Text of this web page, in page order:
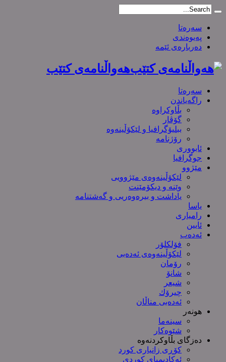
سەرەتا
پەیوەندی
دەربارەی ئێمە
هەواڵنامەی کتێب
سەرەتا
راگەیاندن
بڵاوکراوە
گۆڤار
ببلیۆگرافیا و لێکۆڵینەوە
رۆژنامە
ئابووری
جوگرافیا
مێژوو
لێکۆڵینەوەی مێژوویی
وێنە و دیکۆمێنت
یاداشت و بیره‌وه‌ریی و گەشتنامە
یاسا
رامیاری
ئایین
ئەدەب
فۆلکلۆر
لێکۆڵینەوەی ئەدەبی
رۆمان
شانۆ
شیعر
چیرۆك
ئەدەبی مناڵان
هونەر
سینەما
شێوەکار
دەزگای بڵاوکردنەوە
کۆڕی زانیاری کورد
ئەکادیمیای کوردی